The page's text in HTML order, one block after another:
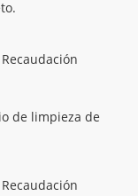
de limpieza de